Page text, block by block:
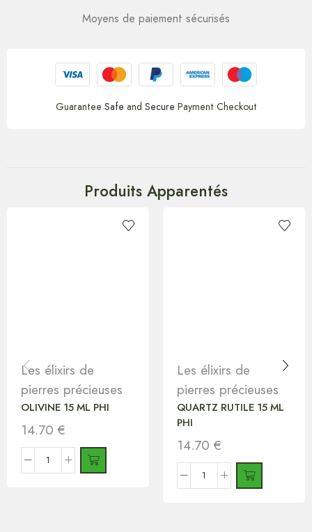
Moyens de paiement sécurisés
Guarantee Safe and Secure Payment Checkout
Produits Apparentés
Les élixirs de
pierres précieuses
OLIVINE 15 ML PHI
14.70 €
Les élixirs de
pierres précieuses
QUARTZ RUTILE 15 ML
PHI
14.70 €